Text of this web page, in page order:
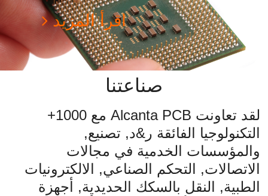
اقرأ المزيد
صناعتنا
لقد تعاونت Alcanta PCB مع 1000+
التكنولوجيا الفائقة ر&د, تصنيع,
والمؤسسات الخدمية في مجالات
الاتصالات, التحكم الصناعي, الالكترونيات
الطبية, النقل بالسكك الحديدية, أجهزة